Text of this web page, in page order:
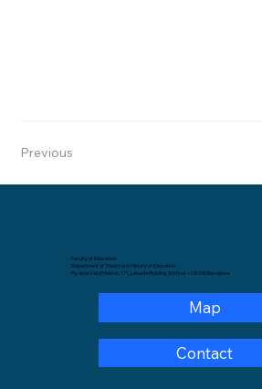
Previous
Faculty of Education
Department of Theory and History of Education.
Pg. de la Vall d'Hebron, 171, Levante Building, 3rd floor – 08035 Barcelona.
Map
Contact